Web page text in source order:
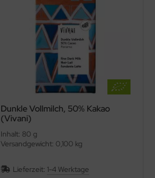
Dunkle Vollmilch, 50% Kakao
(Vivani)
Inhalt: 80 g
Versandgewicht: 0,100 kg
Lieferzeit:1-4 Werktage